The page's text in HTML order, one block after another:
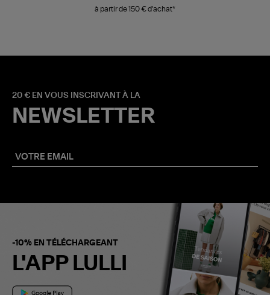
à partir de 150 € d'achat*
20 € EN VOUS INSCRIVANT À LA
NEWSLETTER
-10% EN TÉLÉCHARGEANT
L'APP LULLI